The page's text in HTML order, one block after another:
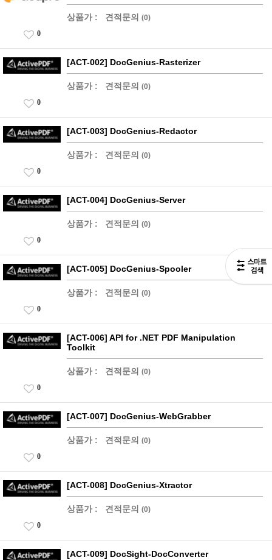
상품가 : 견적문의 (0)
0
[ACT-002] DocGenius-Rasterizer
상품가 : 견적문의 (0)
0
[ACT-003] DocGenius-Redactor
상품가 : 견적문의 (0)
0
[ACT-004] DocGenius-Server
상품가 : 견적문의 (0)
0
[ACT-005] DocGenius-Spooler
상품가 : 견적문의 (0)
0
[ACT-006] API for .NET PDF Manipulation
Toolkit
상품가 : 견적문의 (0)
0
[ACT-007] DocGenius-WebGrabber
상품가 : 견적문의 (0)
0
[ACT-008] DocGenius-Xtractor
상품가 : 견적문의 (0)
0
[ACT-009] DocSight-DocConverter